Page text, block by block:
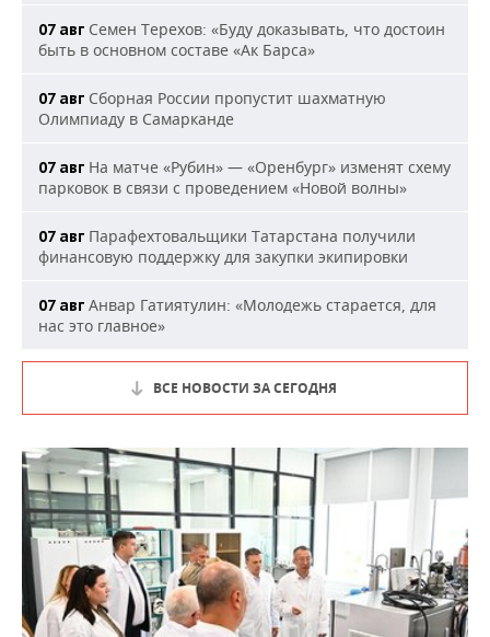
07 авг Семен Терехов: «Буду доказывать, что достоин
быть в основном составе «Ак Барса»
07 авг Сборная России пропустит шахматную
Олимпиаду в Самарканде
07 авг На матче «Рубин» — «Оренбург» изменят схему
парковок в связи с проведением «Новой волны»
07 авг Парафехтовальщики Татарстана получили
финансовую поддержку для закупки экипировки
07 авг Анвар Гатиятулин: «Молодежь старается, для
нас это главное»
ВСЕ НОВОСТИ ЗА СЕГОДНЯ